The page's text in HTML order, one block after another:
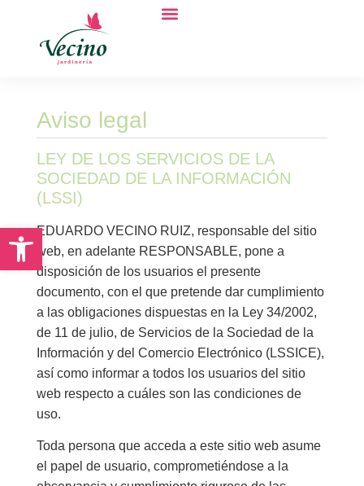
Abrir barra de herramientas
Aviso legal
LEY DE LOS SERVICIOS DE LA
SOCIEDAD DE LA INFORMACIÓN
(LSSI)
EDUARDO VECINO RUIZ, responsable del sitio
web, en adelante RESPONSABLE, pone a
disposición de los usuarios el presente
documento, con el que pretende dar cumplimiento
a las obligaciones dispuestas en la Ley 34/2002,
de 11 de julio, de Servicios de la Sociedad de la
Información y del Comercio Electrónico (LSSICE),
así como informar a todos los usuarios del sitio
web respecto a cuáles son las condiciones de
uso.
Toda persona que acceda a este sitio web asume
el papel de usuario, comprometiéndose a la